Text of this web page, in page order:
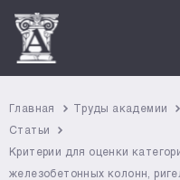
Главная Труды академии
Статьи
Критерии для оценки
железобетонных колонн,